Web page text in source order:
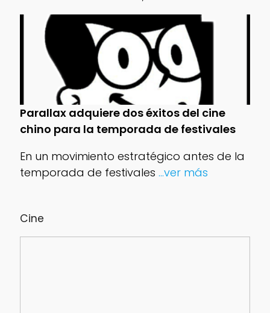
Cine
Parallax adquiere dos éxitos del cine
chino para la temporada de festivales
En un movimiento estratégico antes de la
temporada de festivales ...ver más